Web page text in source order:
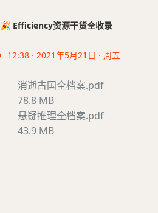
🎉 Efficiency资源干货全收录
12:38 · 2021年5月21日 · 周五
消逝古国全档案.pdf
78.8 MB
悬疑推理全档案.pdf
43.9 MB